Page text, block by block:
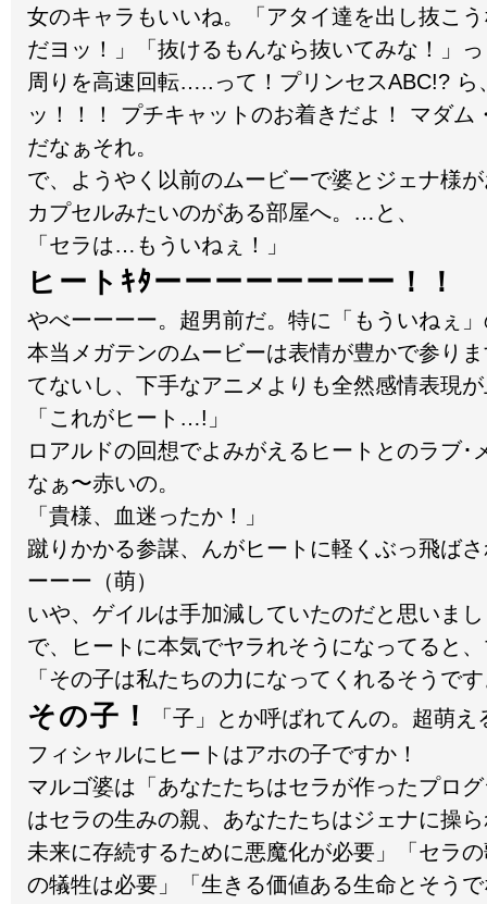
女のキャラもいいね。「アタイ達を出し抜こ
だヨッ！」「抜けるもんなら抜いてみな！」
周りを高速回転…..って！プリンセスABC!?
ッ！！！ プチキャットのお着きだよ！ マダ
だなぁそれ。
で、ようやく以前のムービーで婆とジェナ様
カプセルみたいのがある部屋へ。…と、
「セラは…もういねぇ！」
ヒートｷﾀーーーーーーーー！！
やべーーーー。超男前だ。特に「もういねぇ
本当メガテンのムービーは表情が豊かで参り
てないし、下手なアニメよりも全然感情表現
「これがヒート…!」
ロアルドの回想でよみがえるヒートとのラブ･
なぁ〜赤いの。
「貴様、血迷ったか！」
蹴りかかる参謀、んがヒートに軽くぶっ飛ば
ーーー（萌）
いや、ゲイルは手加減していたのだと思いま
で、ヒートに本気でヤラれそうになってると
「その子は私たちの力になってくれるそうで
その子！
「子」とか呼ばれてんの。超萌
フィシャルにヒートはアホの子ですか！
マルゴ婆は「あなたたちはセラが作ったプロ
はセラの生みの親、あなたたちはジェナに操
未来に存続するために悪魔化が必要」「セラ
の犠牲は必要」「生きる価値ある生命とそう